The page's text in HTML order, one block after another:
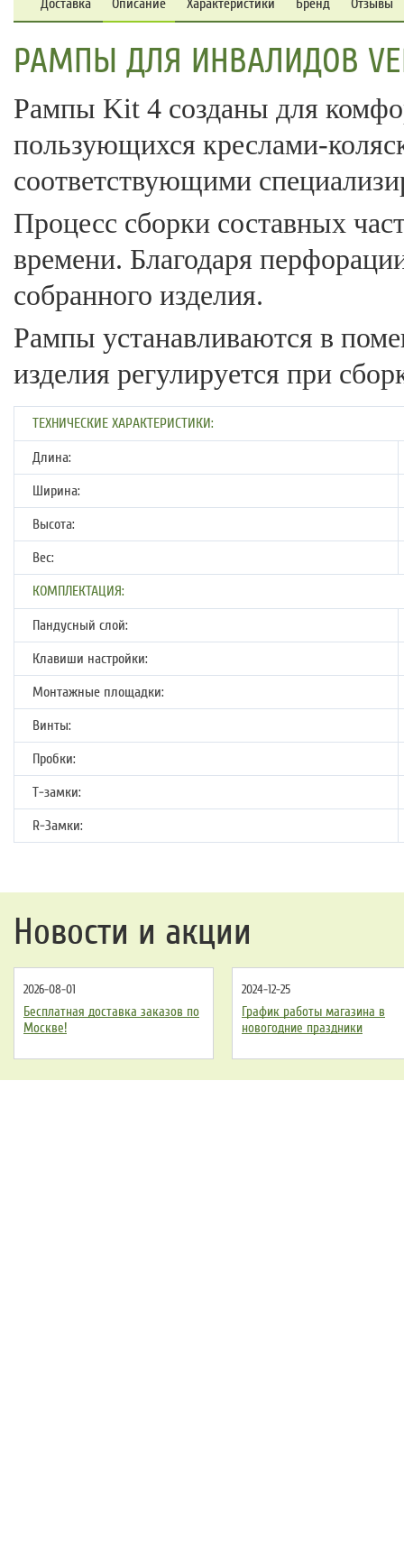
Доставка Описание Характеристики Бренд Отзывы
РАМПЫ ДЛЯ ИНВАЛИДОВ
Рампы Kit 4 созданы для
пользующихся креслами-
соответствующими
Процесс сборки составных
времени. Благодаря
собранного изделия.
Рампы устанавливаются в
изделия регулируется при
ТЕХНИЧЕСКИЕ ХАРАКТЕРИСТИКИ:
Длина:
Ширина:
Высота:
Вес:
КОМПЛЕКТАЦИЯ:
Пандусный слой:
Клавиши настройки:
Монтажные площадки:
Винты:
Пробки:
Т-замки:
R-Замки:
Новости и акции
2026-08-01
Бесплатная доставка заказов по
Москве!
2024-12-25
График работы магазина в
новогодние праздники